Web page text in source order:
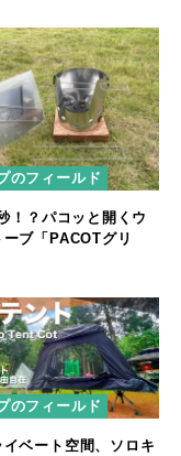
のフィールド
！？パコッと開くウ
ーブ「PACOTグリ
のフィールド
イベート空間、ソロキ